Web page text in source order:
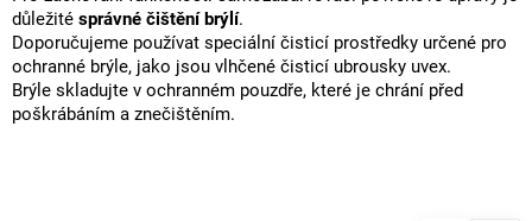
důležité správné čištění brýlí.
Doporučujeme používat speciální čisticí prostředky určené pro
ochranné brýle, jako jsou vlhčené čisticí ubrousky uvex.
Brýle skladujte v ochranném pouzdře, které je chrání před
poškrábáním a znečištěním.